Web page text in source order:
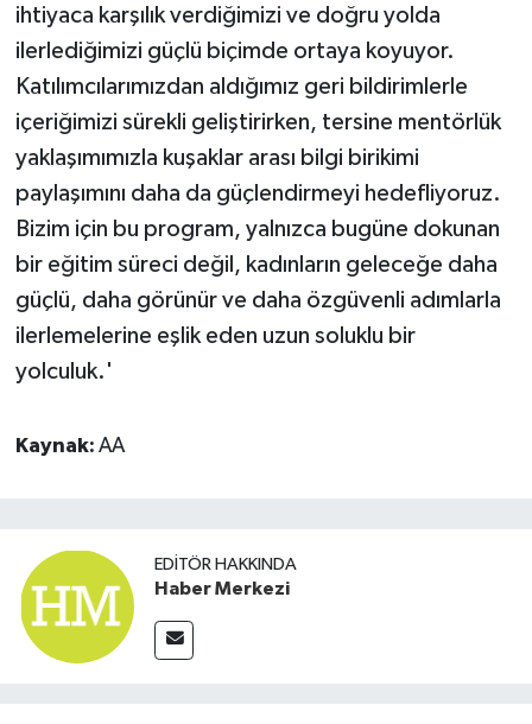
ihtiyaca karşılık verdiğimizi ve doğru yolda
ilerlediğimizi güçlü biçimde ortaya koyuyor.
Katılımcılarımızdan aldığımız geri bildirimlerle
içeriğimizi sürekli geliştirirken, tersine mentörlük
yaklaşımımızla kuşaklar arası bilgi birikimi
paylaşımını daha da güçlendirmeyi hedefliyoruz.
Bizim için bu program, yalnızca bugüne dokunan
bir eğitim süreci değil, kadınların geleceğe daha
güçlü, daha görünür ve daha özgüvenli adımlarla
ilerlemelerine eşlik eden uzun soluklu bir
yolculuk.'
Kaynak: AA
EDITÖR HAKKINDA
Haber Merkezi